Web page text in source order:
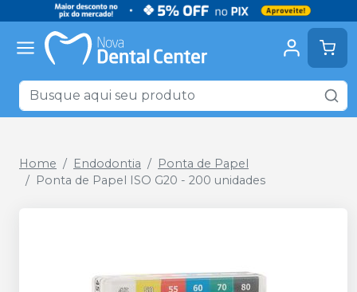
Home Endodontia
Ponta de Papel
Ponta de Papel ISO G20 - 200 unidades